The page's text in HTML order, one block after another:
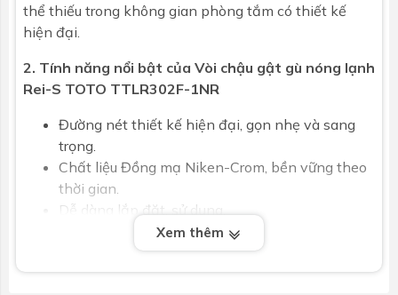
thể thiếu trong không gian phòng tắm có thiết kế
hiện đại.
2. Tính năng nổi bật của Vòi chậu gật gù nóng lạnh
Rei-S TOTO TTLR302F-1NR
Đường nét thiết kế hiện đại, gọn nhẹ và sang
trọng.
Chất liệu Đồng mạ Niken-Crom, bền vững theo
thời gian.
Dễ dàng lắp đặt, sử dụng.
3. Thông tin chi tiết về Vòi chậu gật gù nóng lạnh
Xem thêm